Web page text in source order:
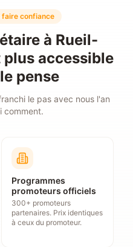
faire confiance
à Rueil-
accessible
pense
le pas avec nous l'an
comment.
Programmes
promoteurs officiels
300+ promoteurs
partenaires. Prix identiques
à ceux du promoteur.